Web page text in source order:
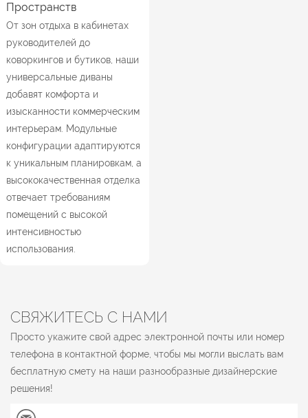
Пространств
От зон отдыха в кабинетах
руководителей до
коворкингов и бутиков, наши
универсальные диваны
добавят комфорта и
изысканности коммерческим
интерьерам. Модульные
конфигурации адаптируются
к уникальным планировкам, а
высококачественная отделка
отвечает требованиям
помещений с высокой
интенсивностью
использования.
СВЯЖИТЕСЬ С НАМИ
Просто укажите свой адрес электронной почты или номер
телефона в контактной форме, чтобы мы могли выслать вам
бесплатную смету на наши разнообразные дизайнерские
решения!